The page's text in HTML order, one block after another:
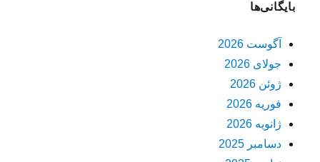
بایگانی‌ها
آگوست 2026
جولای 2026
ژوئن 2026
فوریه 2026
ژانویه 2026
دسامبر 2025